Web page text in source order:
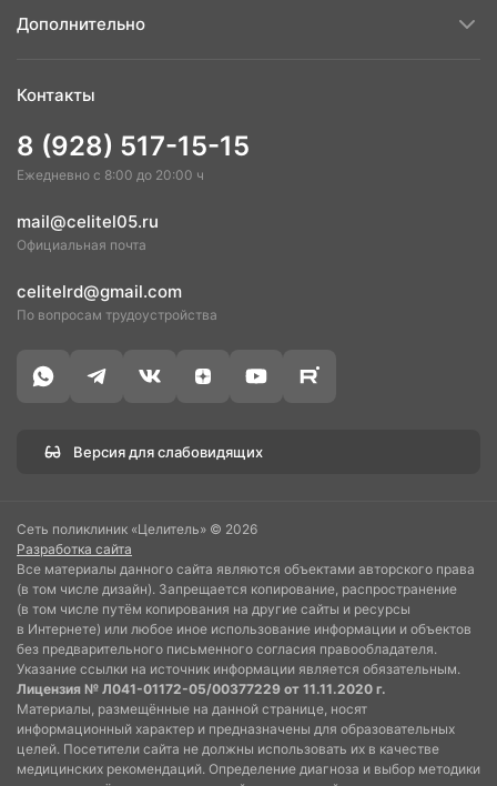
Дополнительно
Контакты
8 (928) 517-15-15
Ежедневно с 8:00 до 20:00 ч
mail@celitel05.ru
Официальная почта
celitelrd@gmail.com
По вопросам трудоустройства
Версия для слабовидящих
Сеть поликлиник «Целитель» © 2026
Разработка сайта
Все материалы данного сайта являются объектами авторского права
(в том числе дизайн). Запрещается копирование, распространение
(в том числе путём копирования на другие сайты и ресурсы
в Интернете) или любое иное использование информации и объектов
без предварительного письменного согласия правообладателя.
Указание ссылки на источник информации является обязательным.
Лицензия № Л041-01172-05/00377229 от 11.11.2020 г.
Материалы, размещённые на данной странице, носят
информационный характер и предназначены для образовательных
целей. Посетители сайта не должны использовать их в качестве
медицинских рекомендаций. Определение диагноза и выбор методики